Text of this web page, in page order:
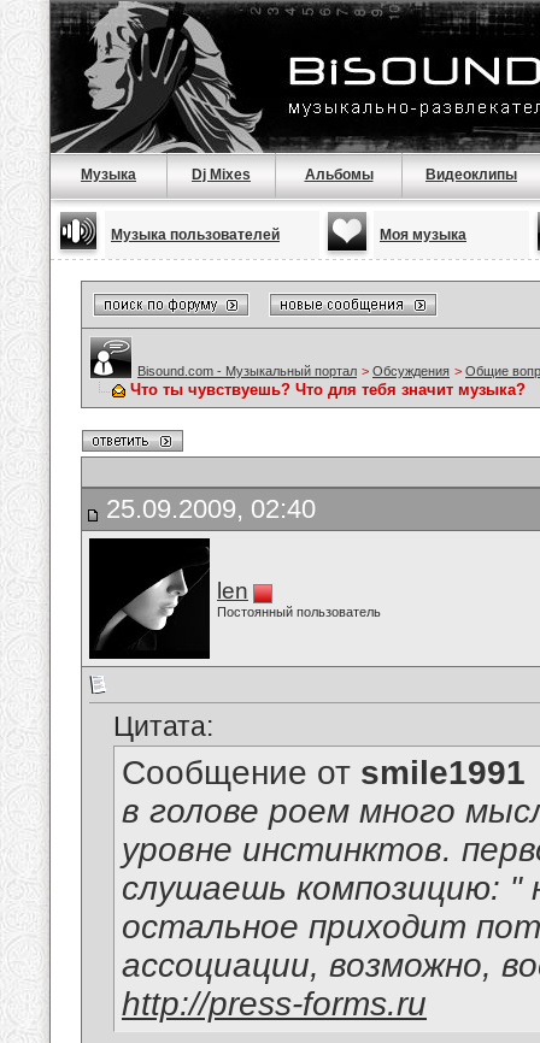
Музыка Dj Mixes Альбомы Видеоклипы
Музыка пользователей Моя музыка
Bisound.com - Музыкальный портал > Обсуждения > Общие
Что ты чувствуешь? Что для тебя значит музыка?
25.09.2009, 02:40
len
Постоянный пользователь
Цитата:
Сообщение от smile1991
в голове роем много
уровне инстинктов.
слушаешь композицию: "
остальное приходит
ассоциации, возможно,
http://press-forms.ru